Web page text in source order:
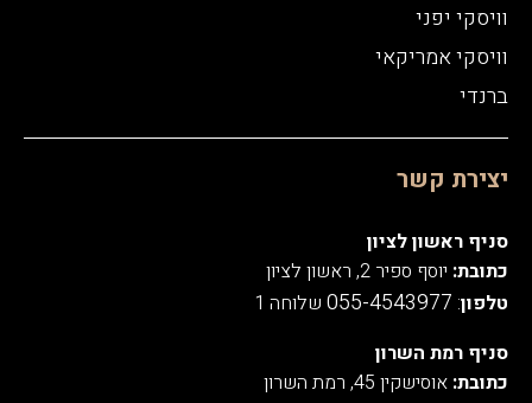
וויסקי יפני
וויסקי אמריקאי
ברנדי
יצירת קשר
סניף ראשון לציון
כתובת: יוסף ספיר 2, ראשון לציון
טלפון:
055-4543977 שלוחה 1
סניף רמת השרון
כתובת: אוסישקין 45, רמת השרון